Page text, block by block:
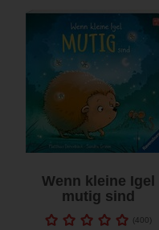
Wenn kleine Igel
mutig sind
(400 )